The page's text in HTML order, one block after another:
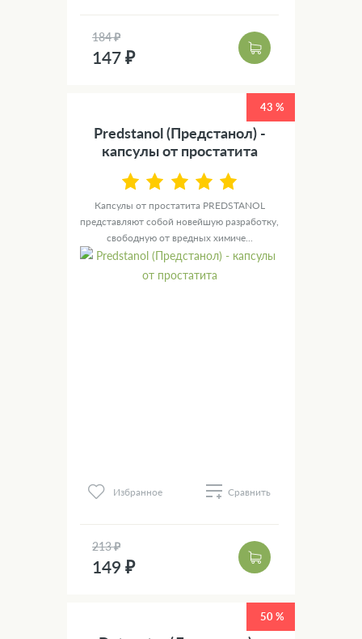
184 ₽
147 ₽
43 %
Predstanol (Предстанол) -
капсулы от простатита
Капсулы от простатита PREDSTANOL
представляют собой новейшую разработку,
свободную от вредных химиче...
Избранное Сравнить
213 ₽
149 ₽
50 %